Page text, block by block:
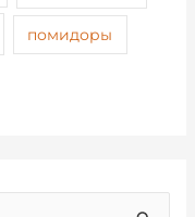
помидоры